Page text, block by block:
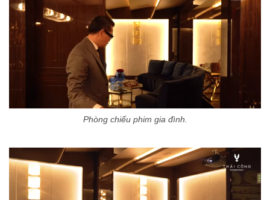
Phòng chiếu phim gia đình.